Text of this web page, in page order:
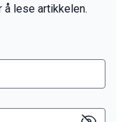
lese artikkelen.